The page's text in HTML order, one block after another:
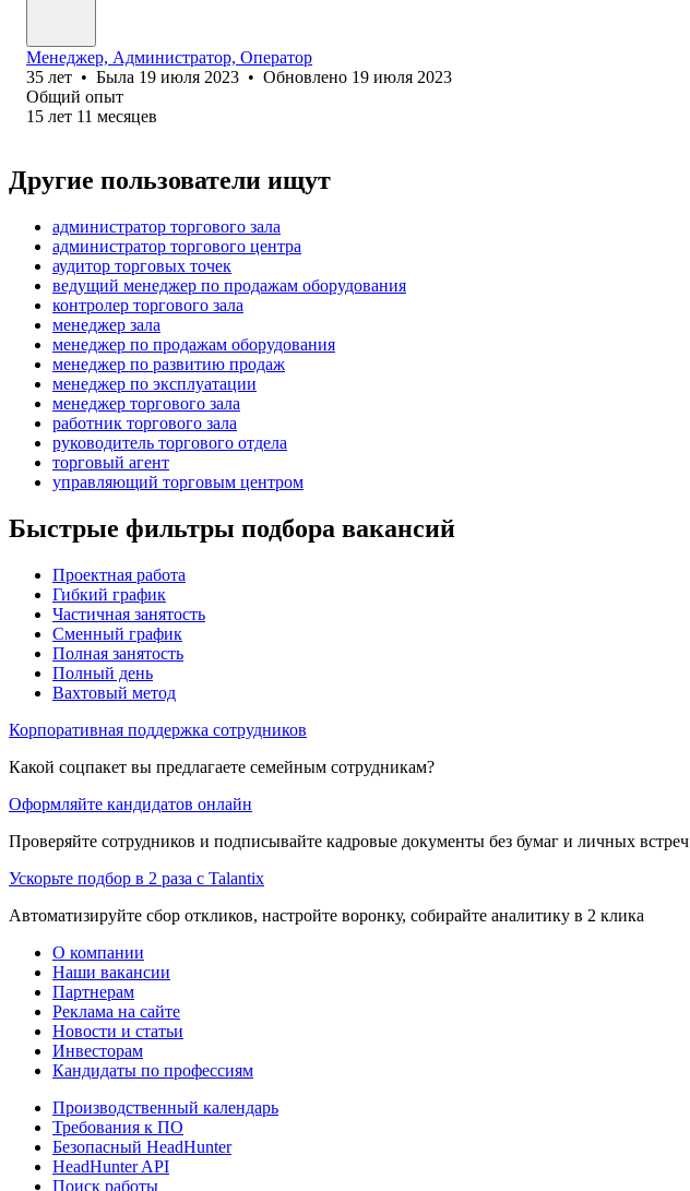
Менеджер, Администратор, Оператор
35 лет • Была 19 июля 2023 • Обновлено 19 июля 2023
Общий опыт
15 лет 11 месяцев
Другие пользователи ищут
администратор торгового зала
администратор торгового центра
аудитор торговых точек
ведущий менеджер по продажам оборудования
контролер торгового зала
менеджер зала
менеджер по продажам оборудования
менеджер по развитию продаж
менеджер по эксплуатации
менеджер торгового зала
работник торгового зала
руководитель торгового отдела
торговый агент
управляющий торговым центром
Быстрые фильтры подбора вакансий
Проектная работа
Гибкий график
Частичная занятость
Сменный график
Полная занятость
Полный день
Вахтовый метод
Корпоративная поддержка сотрудников
Какой соцпакет вы предлагаете семейным сотрудникам?
Оформляйте кандидатов онлайн
Проверяйте сотрудников и подписывайте кадровые документы без бумаг и личных встреч
Ускорьте подбор в 2 раза с Talantix
Автоматизируйте сбор откликов, настройте воронку, собирайте аналитику в 2 клика
О компании
Наши вакансии
Партнерам
Реклама на сайте
Новости и статьи
Инвесторам
Кандидаты по профессиям
Производственный календарь
Требования к ПО
Безопасный HeadHunter
HeadHunter API
Поиск работы